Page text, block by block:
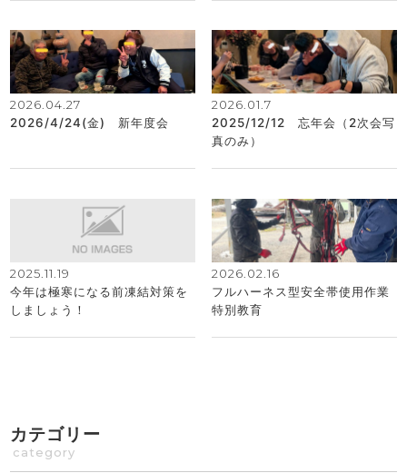
2026.04.27
2026/4/24(金) 新年度会
2026.01.7
2025/12/12 忘年会（2次会写
真のみ）
2025.11.19
今年は極寒になる前凍結対策を
しましょう！
2026.02.16
フルハーネス型安全帯使用作業
特別教育
カテゴリー
category